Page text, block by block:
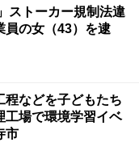
ストーカー規制法違
の女（43）を逮
程などを子どもたち
場で環境学習イベ
市